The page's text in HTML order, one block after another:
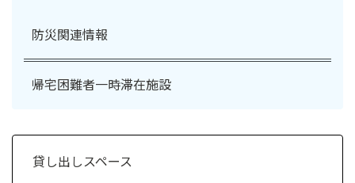
防災関連情報
帰宅困難者一時滞在施設
貸し出しスペース